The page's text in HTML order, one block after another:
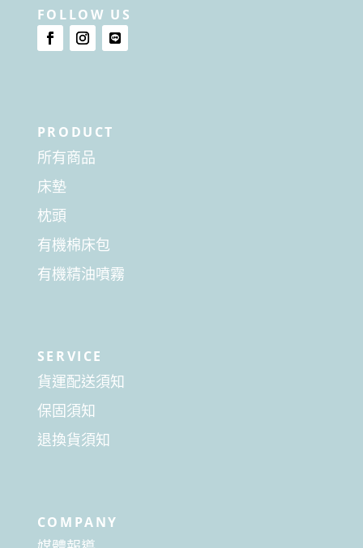
FOLLOW US
PRODUCT
所有商品
床墊
枕頭
有機棉床包
有機精油噴霧
SERVICE
貨運配送須知
保固須知
退換貨須知
COMPANY